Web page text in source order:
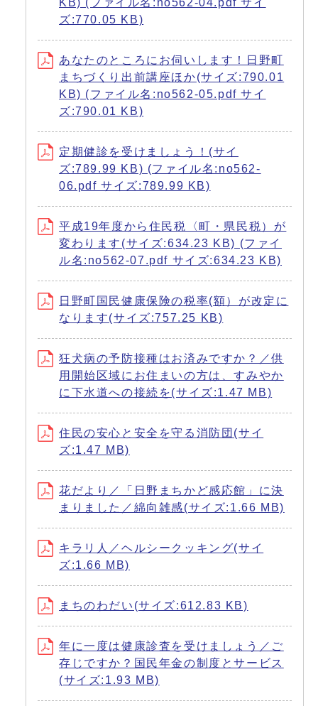
ズ:770.05 KB)
あなたのところにお伺いします！日野町
まちづくり出前講座ほか(サイズ:790.01
KB) (ファイル名:no562-05.pdf サイ
ズ:790.01 KB)
定期健診を受けましょう！(サイ
ズ:789.99 KB) (ファイル名:no562-
06.pdf サイズ:789.99 KB)
平成19年度から住民税〈町・県民税）が
変わります(サイズ:634.23 KB) (ファイ
ル名:no562-07.pdf サイズ:634.23 KB)
日野町国民健康保険の税率(額）が改定に
なります(サイズ:757.25 KB)
狂犬病の予防接種はお済みですか？／供
用開始区域にお住まいの方は、すみやか
に下水道への接続を(サイズ:1.47 MB)
住民の安心と安全を守る消防団(サイ
ズ:1.47 MB)
花だより／「日野まちかど感応館」に決
まりました／綿向雑感(サイズ:1.66 MB)
キラリ人／ヘルシークッキング(サイ
ズ:1.66 MB)
まちのわだい(サイズ:612.83 KB)
年に一度は健康診査を受けましょう／ご
存じですか？国民年金の制度とサービス
(サイズ:1.93 MB)